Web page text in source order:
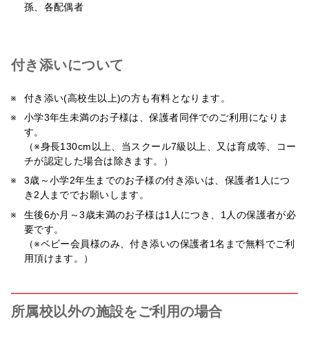
孫、各配偶者
付き添いについて
付き添い(高校生以上)の方も有料となります。
小学3年生未満のお子様は、保護者同伴でのご利用になりま
す。
（※身長130cm以上、当スクール7級以上、又は育成等、コー
チが認定した場合は除きます。）
3歳～小学2年生までのお子様の付き添いは、保護者1人につ
き2人まででお願いします。
生後6か月～3歳未満のお子様は1人につき、1人の保護者が必
要です。
（※ベビー会員様のみ、付き添いの保護者1名まで無料でご利
用頂けます。）
所属校以外の施設をご利用の場合